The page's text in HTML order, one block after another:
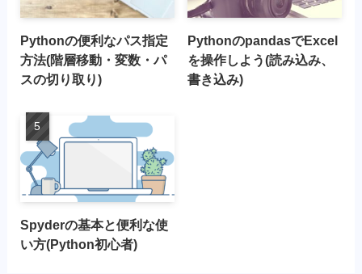
Pythonの便利なパス指定
方法(階層移動・変数・パ
スの切り取り)
PythonのpandasでExcel
を操作しよう(読み込み、
書き込み)
Spyderの基本と便利な使
い方(Python初心者)